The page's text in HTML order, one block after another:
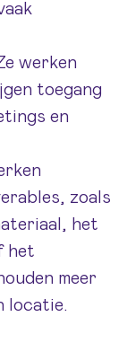
werken
toegang
en
zoals
het
het
meer
locatie.